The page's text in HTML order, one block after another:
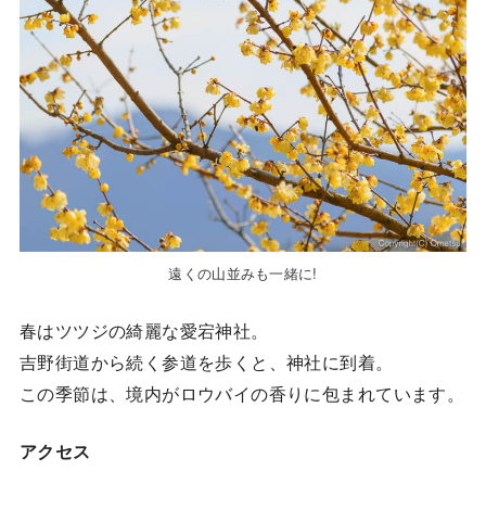
遠くの山並みも一緒に!
春はツツジの綺麗な愛宕神社。
吉野街道から続く参道を歩くと、神社に到着。
この季節は、境内がロウバイの香りに包まれています。
アクセス